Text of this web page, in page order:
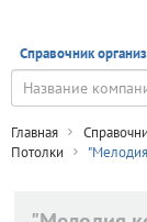
Справочник
Главная
Потолки